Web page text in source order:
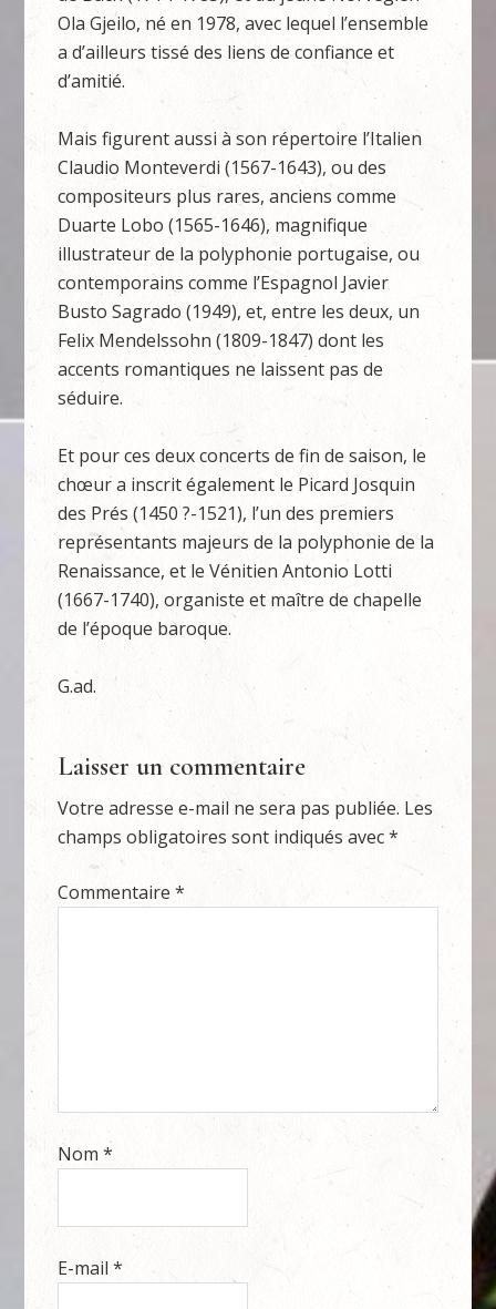
Ola Gjeilo, né en 1978, avec lequel l’ensemble
a d’ailleurs tissé des liens de confiance et
d’amitié.
Mais figurent aussi à son répertoire l’Italien
Claudio Monteverdi (1567-1643), ou des
compositeurs plus rares, anciens comme
Duarte Lobo (1565-1646), magnifique
illustrateur de la polyphonie portugaise, ou
contemporains comme l’Espagnol Javier
Busto Sagrado (1949), et, entre les deux, un
Felix Mendelssohn (1809-1847) dont les
accents romantiques ne laissent pas de
séduire.
Et pour ces deux concerts de fin de saison, le
chœur a inscrit également le Picard Josquin
des Prés (1450 ?-1521), l’un des premiers
représentants majeurs de la polyphonie de la
Renaissance, et le Vénitien Antonio Lotti
(1667-1740), organiste et maître de chapelle
de l’époque baroque.
G.ad.
Laisser un commentaire
Votre adresse e-mail ne sera pas publiée. Les
champs obligatoires sont indiqués avec*
Commentaire*
Nom*
E-mail*